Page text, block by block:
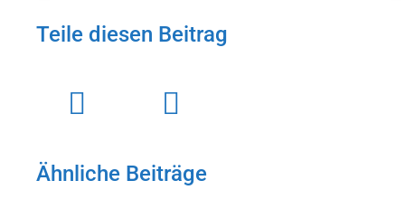
Teile diesen Beitrag
Ähnliche Beiträge